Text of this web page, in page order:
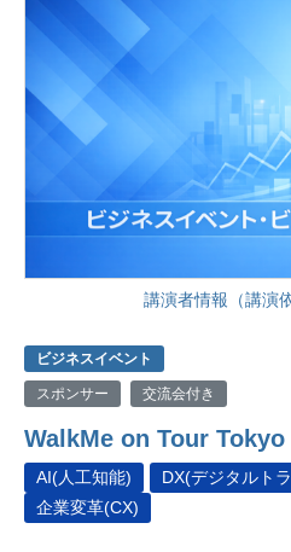
講演者情報（講演
ビジネスイベント
スポンサー 交流会付き
WalkMe on Tour Tokyo
AI(人工知能)
DX(デジタルト
企業変革(CX)